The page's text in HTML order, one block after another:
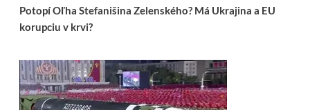
Potopí Oľha Stefanišina Zelenského? Má Ukrajina a EU
korupciu v krvi?